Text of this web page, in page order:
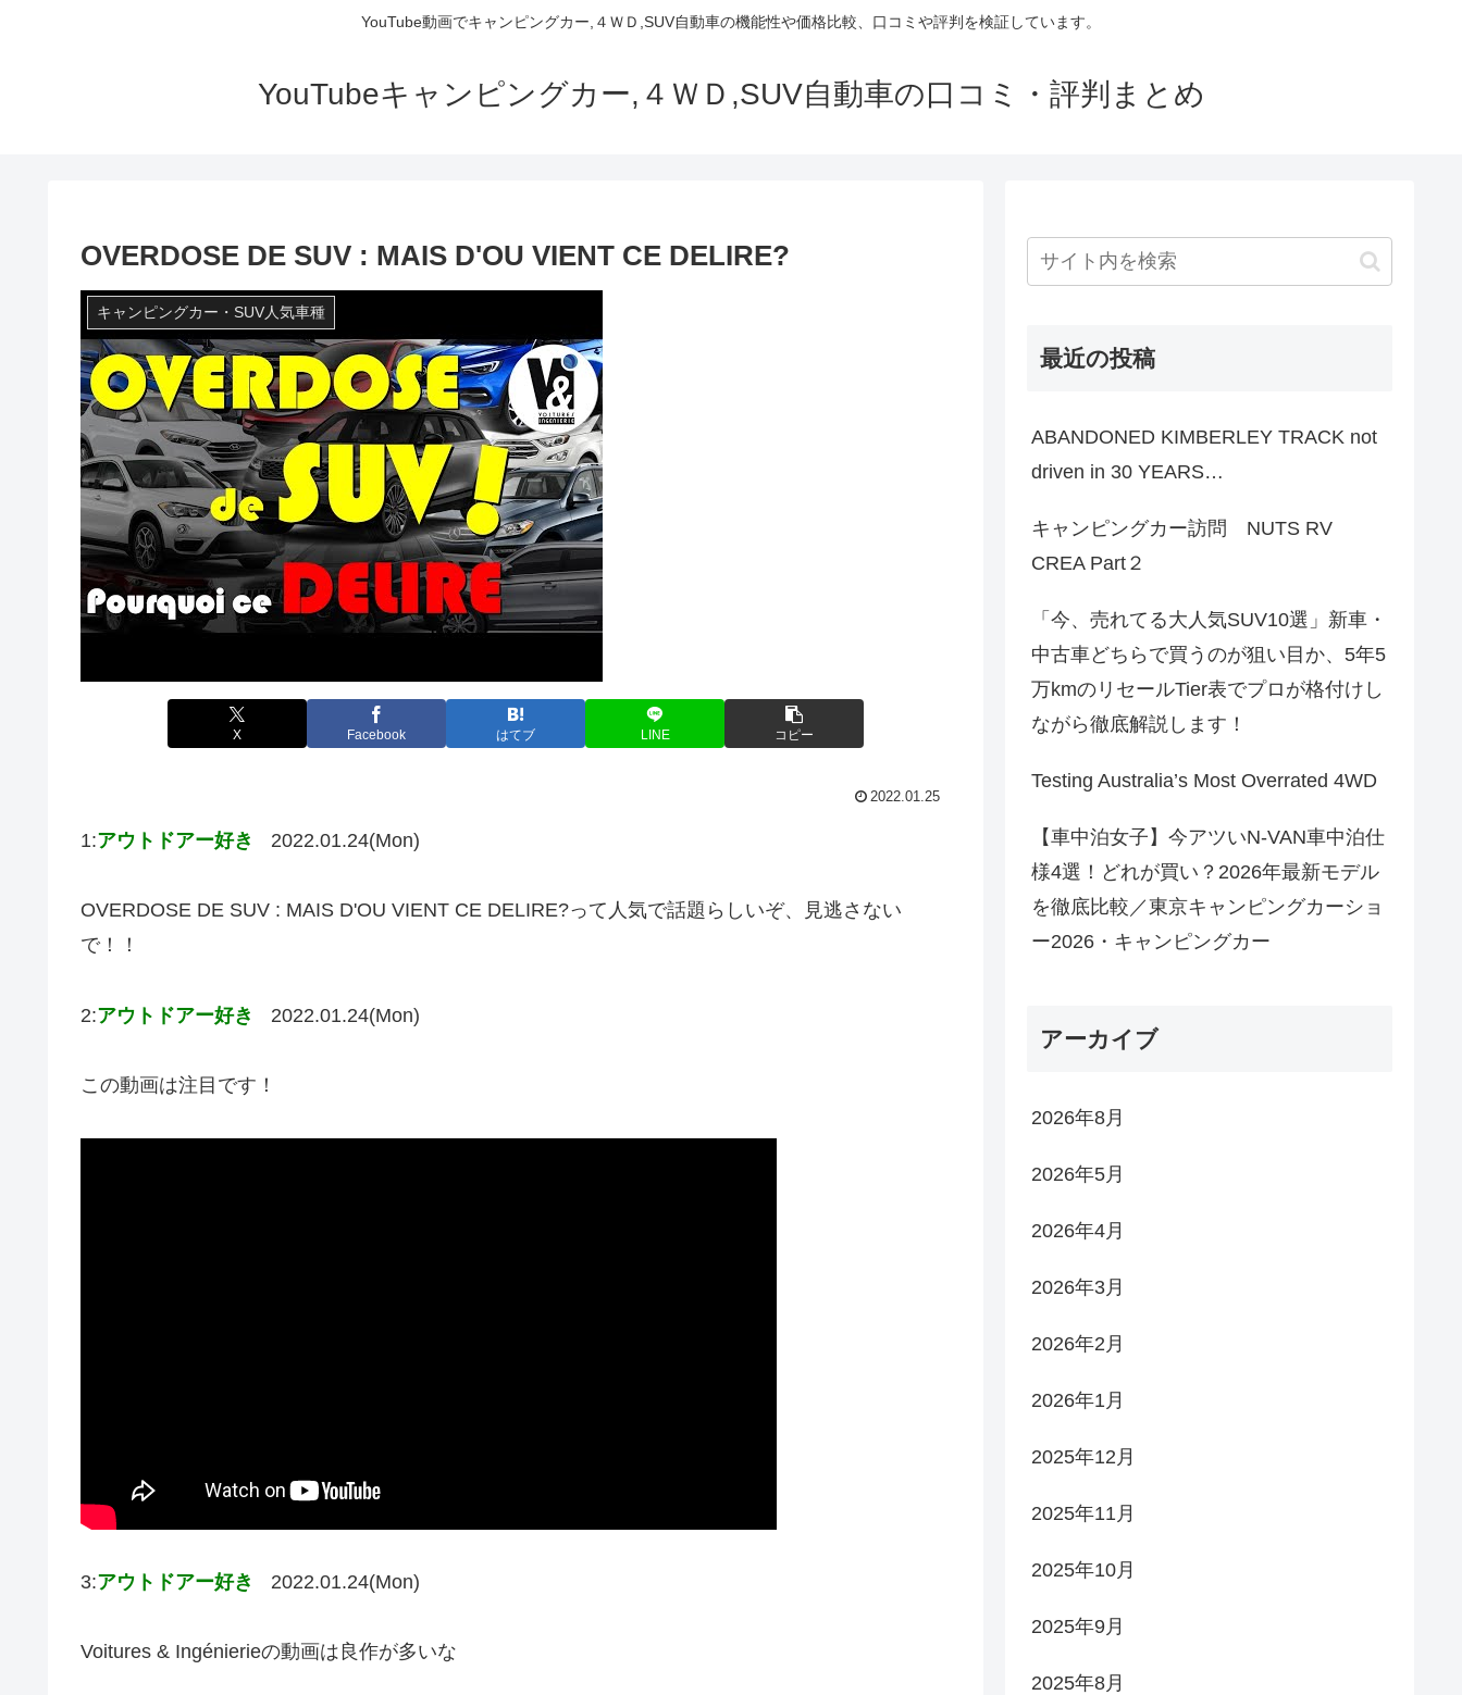
YouTube動画でキャンピングカー,４ＷＤ,SUV自動車の機能性や価格比較、口コミや評判を検証しています。
YouTubeキャンピングカー,４ＷＤ,SUV自動車の口コミ・評判まとめ
OVERDOSE DE SUV : MAIS D'OU VIENT CE DELIRE?
キャンピングカー・SUV人気車種
X Facebook はてブ LINE コピー
2022.01.25
1:アウトドアー好き 2022.01.24(Mon)
OVERDOSE DE SUV : MAIS D'OU VIENT CE DELIRE?って人気で話題らしいぞ、見逃さない
で！！
2:アウトドアー好き 2022.01.24(Mon)
この動画は注目です！
3:アウトドアー好き 2022.01.24(Mon)
Voitures & Ingénierieの動画は良作が多いな
最近の投稿
ABANDONED KIMBERLEY TRACK not
driven in 30 YEARS…
キャンピングカー訪問 NUTS RV
CREA Part２
「今、売れてる大人気SUV10選」新車・
中古車どちらで買うのが狙い目か、5年5
万kmのリセールTier表でプロが格付けし
ながら徹底解説します！
Testing Australia’s Most Overrated 4WD
【車中泊女子】今アツいN-VAN車中泊仕
様4選！どれが買い？2026年最新モデル
を徹底比較／東京キャンピングカーショ
ー2026・キャンピングカー
アーカイブ
2026年8月
2026年5月
2026年4月
2026年3月
2026年2月
2026年1月
2025年12月
2025年11月
2025年10月
2025年9月
2025年8月